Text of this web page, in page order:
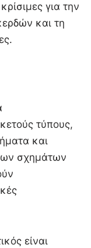
για την
και τη
τύπους,
και
σχημάτων
είναι